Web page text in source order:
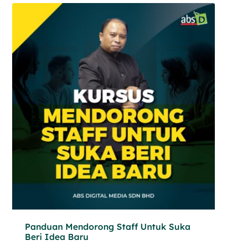
Panduan Mendorong Staff Untuk Suka
Beri Idea Baru